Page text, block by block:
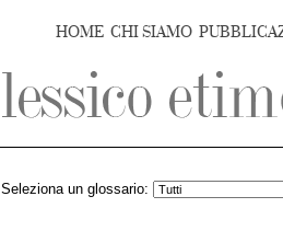
HOME CHI SIAMO
Seleziona un glossario: